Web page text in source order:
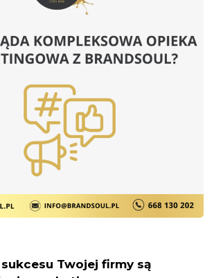
Twojej firmy są